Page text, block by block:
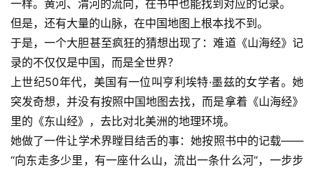
一样。黄河、渭河的流向，在书中也能找到对应的记录。
但是，还有大量的山脉，在中国地图上根本找不到。
于是，一个大胆甚至疯狂的猜想出现了：难道《山海经》记
录的不仅仅是中国，而是全世界？
上世纪50年代，美国有一位叫亨利埃特·墨兹的女学者。她
突发奇想，并没有按照中国地图去找，而是拿着《山海经》
里的《东山经》，去比对北美洲的地理环境。
她做了一件让学术界瞠目结舌的事：她按照书中的记载——
“向东走多少里，有一座什么山，流出一条什么河”，一步步